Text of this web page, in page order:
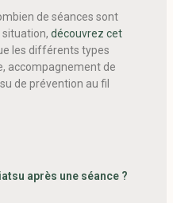
de séances sont
découvrez cet
les différents types
accompagnement de
de prévention au fil
après une séance ?